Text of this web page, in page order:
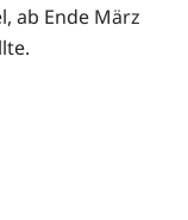
ab Ende März